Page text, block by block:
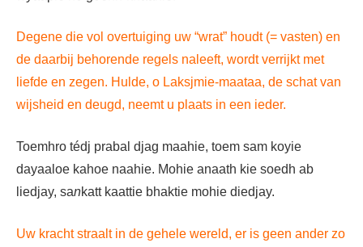
Degene die vol overtuiging uw “wrat” houdt (= vasten) en
de daarbij behorende regels naleeft, wordt verrijkt met
liefde en zegen. Hulde, o Laksjmie-maataa, de schat van
wijsheid en deugd, neemt u plaats in een ieder.
Toemhro tédj prabal djag maahie, toem sam koyie
dayaaloe kahoe naahie. Mohie anaath kie soedh ab
liedjay, sankatt kaattie bhaktie mohie diedjay.
Uw kracht straalt in de gehele wereld, er is geen ander zo